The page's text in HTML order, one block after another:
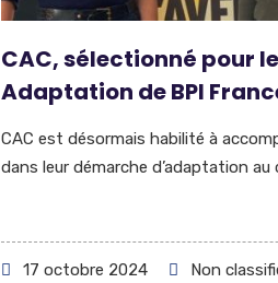
CAC, sélectionné pour
Adaptation de BPI
CAC est désormais habilité à
dans leur démarche d’adaptation au
17 octobre 2024 Non